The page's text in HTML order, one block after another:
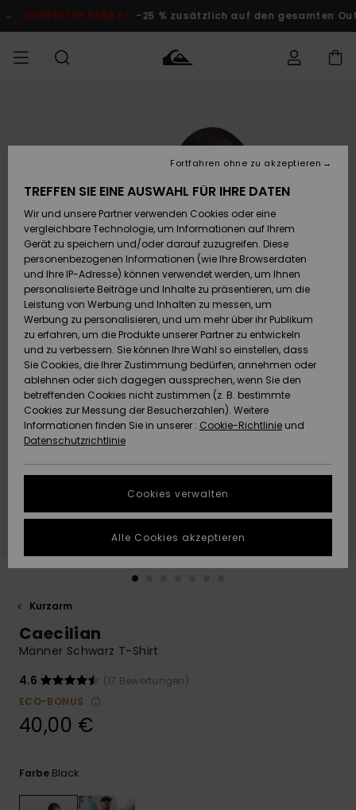
Produktinformation
DOPPELTER RABATT -25 % zusätzlich auf den gesamten
Accessoires
Schuhe&
Flip-Flops
Surf
Snow
Brandneu
Highlights
Accessoires
Schuhe&
Flip-Flops
Surf
Snow
Brandneu
Highlights
FRAUEN
Brandneu
Highlights
Snow
SURF
Kinder
Highlights
Community
SNOW
Snow Shop
Kinder
Snow Shop
Damen
Highlights
Community
DOPPELTER
RABATT
KINDER
Outlet
Frauen
HILFE & KONTAKT
Retouren
Bezahlung
Geschenkkarte
Quiksilver
Freedom
Datenschutz
Starten Sie eine
um die
schnellste
Antwort auf Ihre
erhalten.
Finden Sie
die häufigsten
Fragen sowie
NACHHALTIGKEIT
SHOPS
QUIKSILVER APP
WUNSCHLISTE
Kurzarm
Caecilian
Männer Schwarz T-Shirt
4.6
(17 Bewertungen)
ECO-BONUS
40,00 €
Farbe Black
TREFFEN SIE EINE AUSWAHL FÜR IHRE DATEN
Wir und unsere Partner verwenden Cookies oder eine
vergleichbare Technologie, um Informationen auf Ihrem
Gerät zu speichern und/oder darauf zuzugreifen. Diese
personenbezogenen Informationen (wie Ihre Browserdaten
und Ihre IP-Adresse) können verwendet werden, um Ihnen
personalisierte Beiträge und Inhalte zu präsentieren, um die
Leistung von Werbung und Inhalten zu messen, um
Werbung zu personalisieren, und um mehr über ihr Publikum
zu erfahren, um die Produkte unserer Partner zu entwickeln
und zu verbessern. Sie können Ihre Wahl so einstellen, dass
Sie Cookies, die Ihrer Zustimmung bedürfen, annehmen oder
ablehnen oder sich dagegen aussprechen, wenn Sie den
betreffenden Cookies nicht zustimmen (z. B. bestimmte
Cookies zur Messung der Besucherzahlen). Weitere
Informationen finden Sie in unserer : Cookie-Richtlinie und
Datenschutzrichtlinie
Cookies verwalten
Fortfahren ohne zu akzeptieren
Alle Cookies akzeptieren